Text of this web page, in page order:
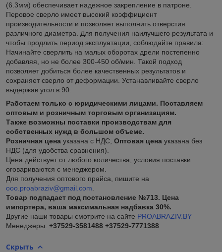
(6.3мм) обеспечивает надежное закрепление в патроне.
Перовое сверло имеет высокий коэффициент
производительности и позволяет выполнить отверстия
различного диаметра. Для получения наилучшего результата и
чтобы продлить период эксплуатации, соблюдайте правила:
Начинайте сверлить на малых оборотах дрели постепенно
добавляя, но не более 300-450 об/мин. Такой подход
позволяет добиться более качественных результатов и
сохраняет сверло от деформации. Устанавливайте сверло
выдержав угол в 90.
Работаем только с юридическими лицами. Поставляем
оптовым и розничным торговым организациям.
Также возможны поставки производствам для
собственных нужд в большом объеме.
Розничная цена указана с НДС, Оптовая цена указана без
НДС (для удобства сравнения).
Цена действует от любого количества, условия поставки
оговариваются с менеджером.
Для получения оптового прайса, пишите на
ooo.proabraziv@gmail.com
Товар подпадает под постановление №713. Цена
импортера, ваша максимальная надбавка 30%.
Другие наши товары смотрите на сайте PROABRAZIV.BY
Менеджеры: +37529-3581488 +37529-7771388
Скрыть